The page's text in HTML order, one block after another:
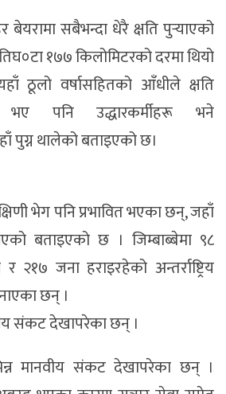
सबैभन्दा धेरै क्षति पुर्‍याएको
१७७ किलोमिटरको दरमा थियो
ठूलो वर्षासहितको आँधीले क्षति
भए पनि उद्धारकर्मीहरू भने
पुग्न थालेको बताइएको छ।
भेग पनि प्रभावित भएका छन्, जहाँ
बताइएको छ । जिम्बाब्बेमा ९८
जना हराइरहेको अन्तर्राष्ट्रिय
छन् ।
संकट देखापरेका छन् ।
मानवीय संकट देखापरेका छन् ।